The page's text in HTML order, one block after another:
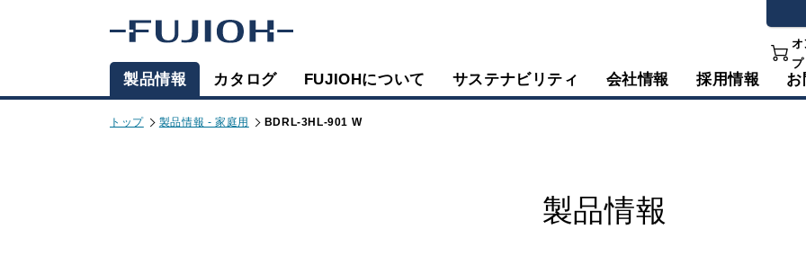
オ
プ
製品情報 カタログ FUJIOHについて サステナビリティ 会社情報 採用情報 お
トップ 製品情報 - 家庭用 BDRL-3HL-901 W
製品情報